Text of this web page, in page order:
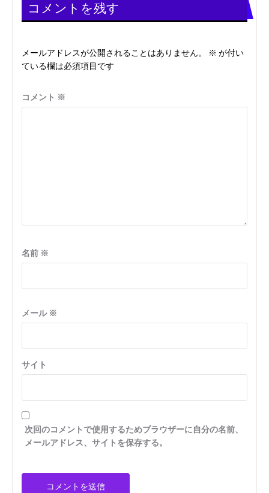
ー
ョ
ン
コメントを残す
メールアドレスが公開されることはありません。 ※ が付い
ている欄は必須項目です
コメント ※
名前 ※
メール ※
サイト
次回のコメントで使用するためブラウザーに自分の名前、
メールアドレス、サイトを保存する。